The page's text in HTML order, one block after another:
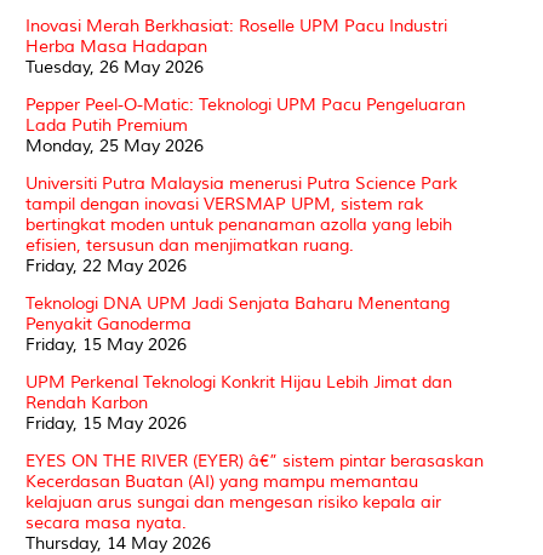
Inovasi Merah Berkhasiat: Roselle UPM Pacu Industri
Herba Masa Hadapan
Tuesday, 26 May 2026
Pepper Peel-O-Matic: Teknologi UPM Pacu Pengeluaran
Lada Putih Premium
Monday, 25 May 2026
Universiti Putra Malaysia menerusi Putra Science Park
tampil dengan inovasi VERSMAP UPM, sistem rak
bertingkat moden untuk penanaman azolla yang lebih
efisien, tersusun dan menjimatkan ruang.
Friday, 22 May 2026
Teknologi DNA UPM Jadi Senjata Baharu Menentang
Penyakit Ganoderma
Friday, 15 May 2026
UPM Perkenal Teknologi Konkrit Hijau Lebih Jimat dan
Rendah Karbon
Friday, 15 May 2026
EYES ON THE RIVER (EYER) â€” sistem pintar berasaskan
Kecerdasan Buatan (AI) yang mampu memantau
kelajuan arus sungai dan mengesan risiko kepala air
secara masa nyata.
Thursday, 14 May 2026